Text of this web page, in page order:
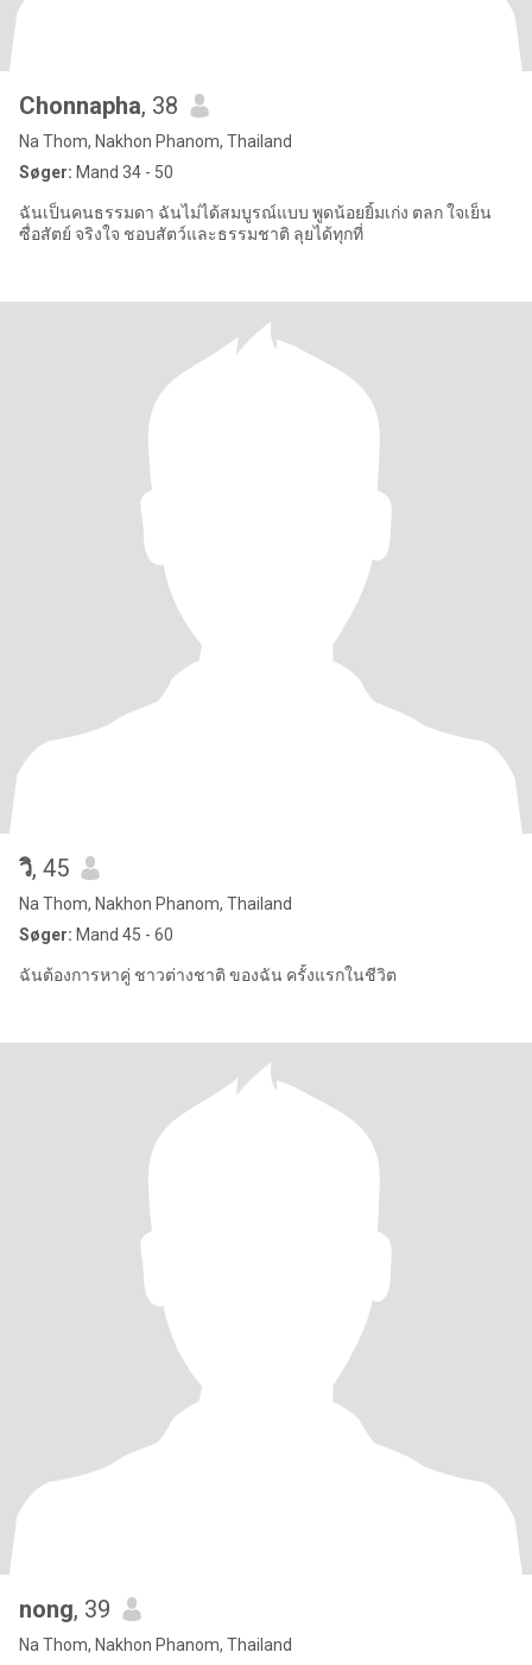
Chonnapha, 38
Na Thom, Nakhon Phanom, Thailand
Søger: Mand 34 - 50
ฉันเป็นคนธรรมดา ฉันไม่ได้สมบูรณ์แบบ พูดน้อยยิ้มเก่ง ตลก ใจเย็น
ซื่อสัตย์ จริงใจ ชอบสัตว์และธรรมชาติ ลุยได้ทุกที่
วิ, 45
Na Thom, Nakhon Phanom, Thailand
Søger: Mand 45 - 60
ฉันต้องการหาคู่ ชาวต่างชาติ ของฉัน ครั้งแรกในชีวิต
nong, 39
Na Thom, Nakhon Phanom, Thailand